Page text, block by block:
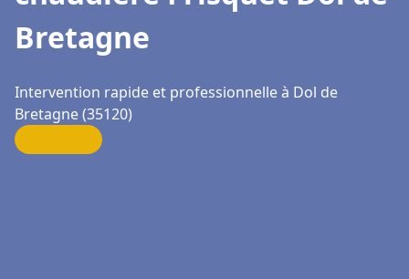
Bretagne
Intervention rapide et professionnelle à Dol de
Bretagne (35120)